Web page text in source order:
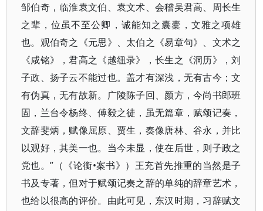
邹伯奇，临淮袁文伯、袁文术、会稽吴君高、周长生
之辈，位虽不至公卿，诚能知之囊橐，文雅之项雄
也。观伯奇之《元思》、太伯之《易章句》、文术之
《咸铭》，君高之《越纽录》，长生之《洞历》，刘
子政、扬子云不能过也。盖才有深浅，无有古今；文
有伪真，无有故新。广陵陈子回、颜方，今尚书郎班
固，兰台令杨终、傅毅之徒，虽无篇章，赋颂记奏，
文辞斐炳，赋像屈原、贾生，奏像唐林、谷永，并比
以观好，其美一也。当今未显，使在后世，则子政之
党也。”（《论衡•案书》）王充首先推重的当然是子
书及专著，但对于赋颂记奏之辞的单纯的辞章艺术，
也给以很高的评价。由此可见，东汉时期，习辞赋文